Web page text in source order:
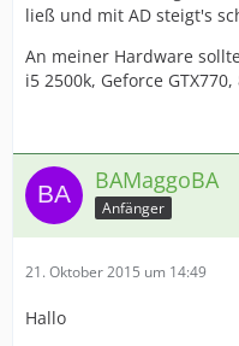
ließ und mit AD steigt's
An meiner Hardware
i5 2500k, Geforce GTX770,
BAMaggoBA
Anfänger
21. Oktober 2015 um 14:49
Hallo